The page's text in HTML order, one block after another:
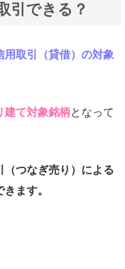
引できる？
用取引（貸借）の対象
建て対象銘柄となって
（つなぎ売り）による
ます。